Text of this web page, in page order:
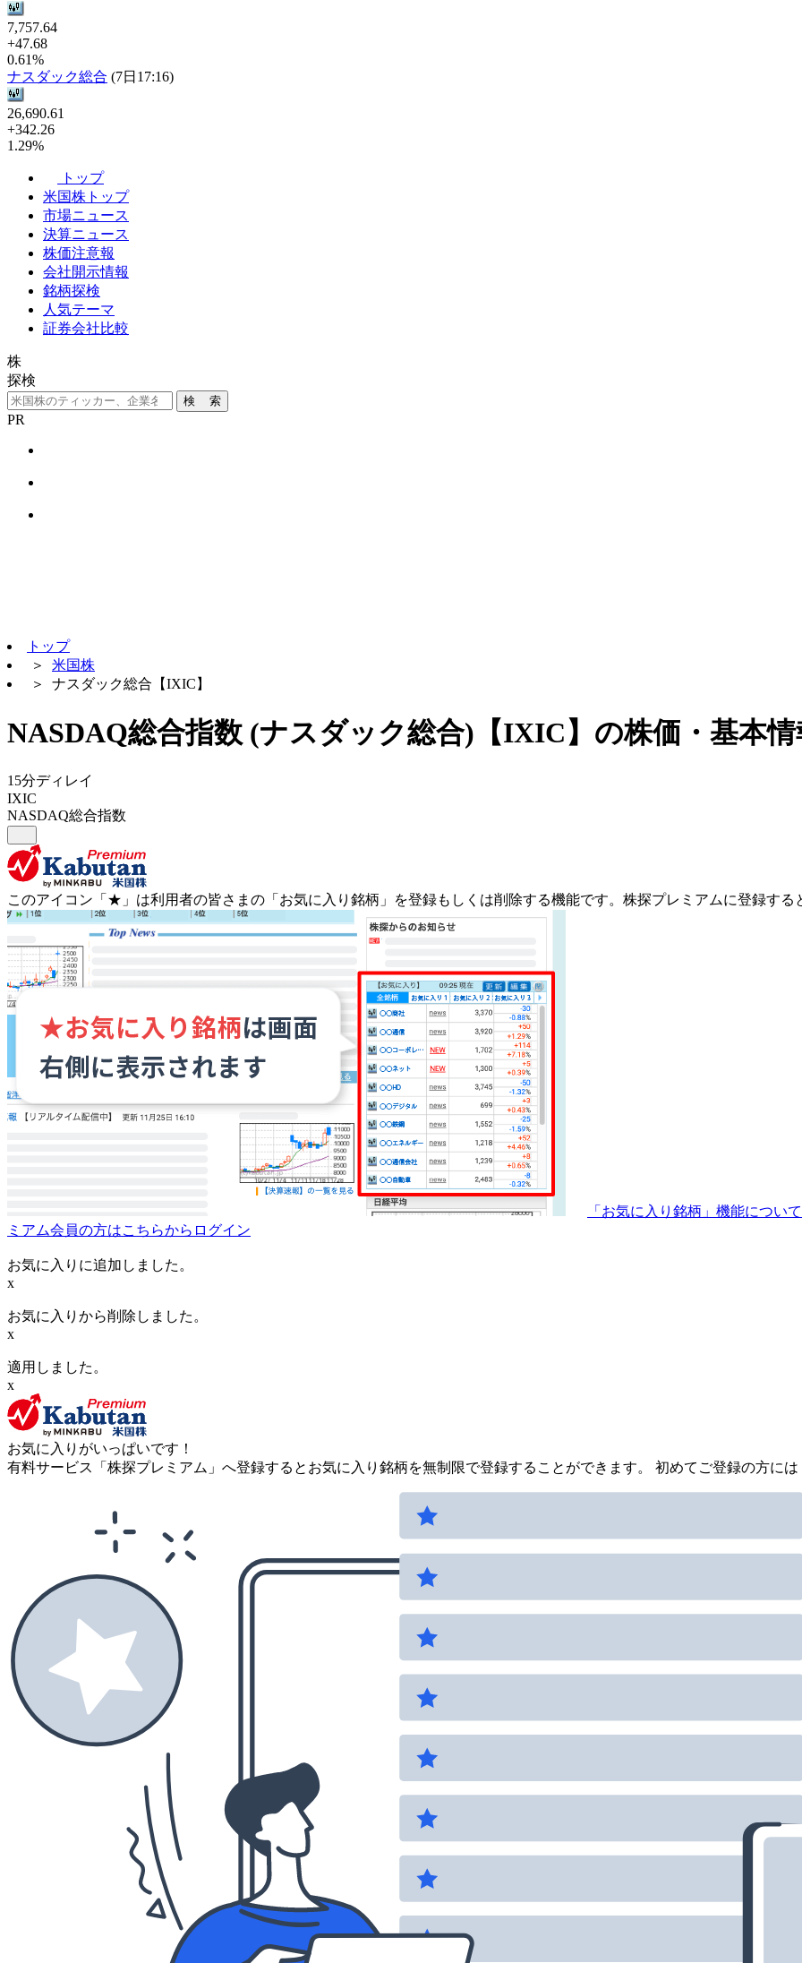
7,757.64
+47.68
0.61%
ナスダック総合 (7日17:16)
26,690.61
+342.26
1.29%
トップ
米国株トップ
市場ニュース
決算ニュース
株価注意報
会社開示情報
銘柄探検
人気テーマ
証券会社比較
株
探検
検 索
PR
トップ
＞ 米国株
＞ ナスダック総合【IXIC】
NASDAQ総合指数 (ナスダック総合)【IXIC】の株価・基本情
15分ディレイ
IXIC
NASDAQ総合指数
このアイコン 「★」 は利用者の皆さまの 「お気に入り銘柄」を登録もしくは削除する機能です。 株探プレミアムに登録する
「お気に入り銘柄」機能につい
ミアム会員の方はこちらからログイン
お気に入りに追加しました。
x
お気に入りから削除しました。
x
適用しました。
x
お気に入りがいっぱいです！
有料サービス「株探プレミアム」へ登録するとお気に入り銘柄を無制限で登録することができます。 初めてご登録の方に